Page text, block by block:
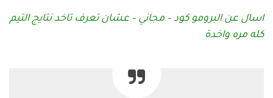
اسال عن البرومو كود – مجاني – عشان تعرف تاخد نتايج التيم
كله مره واخدة